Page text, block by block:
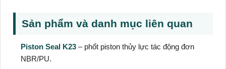
Sản phẩm và danh mục liên quan
Piston Seal K23 – phốt piston thủy lực tác động đơn
NBR/PU.